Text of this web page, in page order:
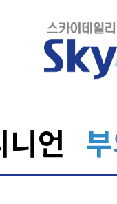
니언